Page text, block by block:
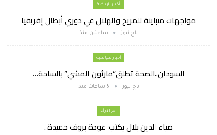
أخبار الرياضة
مواجهات متباينة للمريخ والهلال في دوري أبطال إفريقيا
باج نيوز ساعتين منذ
أخبار سياسية
السودان..الصحة تطلق”مارثون المشي” بالساحة…
باج نيوز 5 ساعات منذ
اخر الارأء
ضياء الدين بلال يكتب: عودة بروف حميدة .